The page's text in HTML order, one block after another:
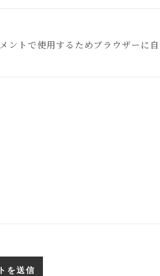
ントで使用するためブラウザーに